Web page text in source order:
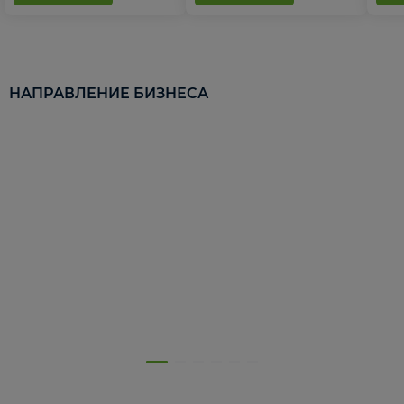
НАПРАВЛЕНИЕ БИЗНЕСА